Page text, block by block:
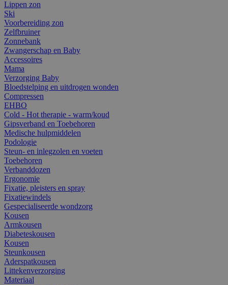
Lippen zon
Ski
Voorbereiding zon
Zelfbruiner
Zonnebank
Zwangerschap en Baby
Accessoires
Mama
Verzorging Baby
Bloedstelping en uitdrogen wonden
Compressen
EHBO
Cold - Hot therapie - warm/koud
Gipsverband en Toebehoren
Medische hulpmiddelen
Podologie
Steun- en inlegzolen en voeten
Toebehoren
Verbanddozen
Ergonomie
Fixatie, pleisters en spray
Fixatiewindels
Gespecialiseerde wondzorg
Kousen
Armkousen
Diabeteskousen
Kousen
Steunkousen
Aderspatkousen
Littekenverzorging
Materiaal